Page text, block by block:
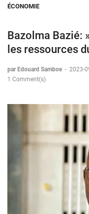
ÉCONOMIE
Bazolma Bazié:
les ressources
par Edouard Samboe - 2023-
1 Comment(s)